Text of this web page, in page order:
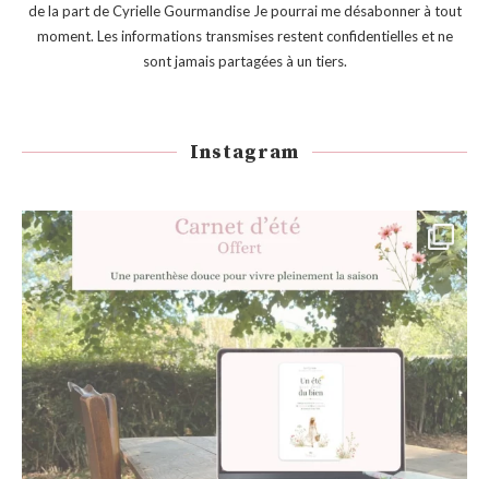
de la part de Cyrielle Gourmandise Je pourrai me désabonner à tout
moment. Les informations transmises restent confidentielles et ne
sont jamais partagées à un tiers.
Instagram